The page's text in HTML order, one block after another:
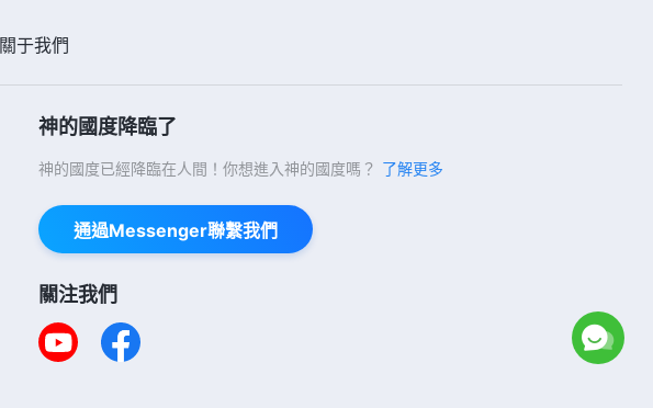
關于我們
神的國度降臨了
神的國度已經降臨在人間！你想進入神的國度嗎？ 了解更多
通過Messenger聯繫我們
關注我們